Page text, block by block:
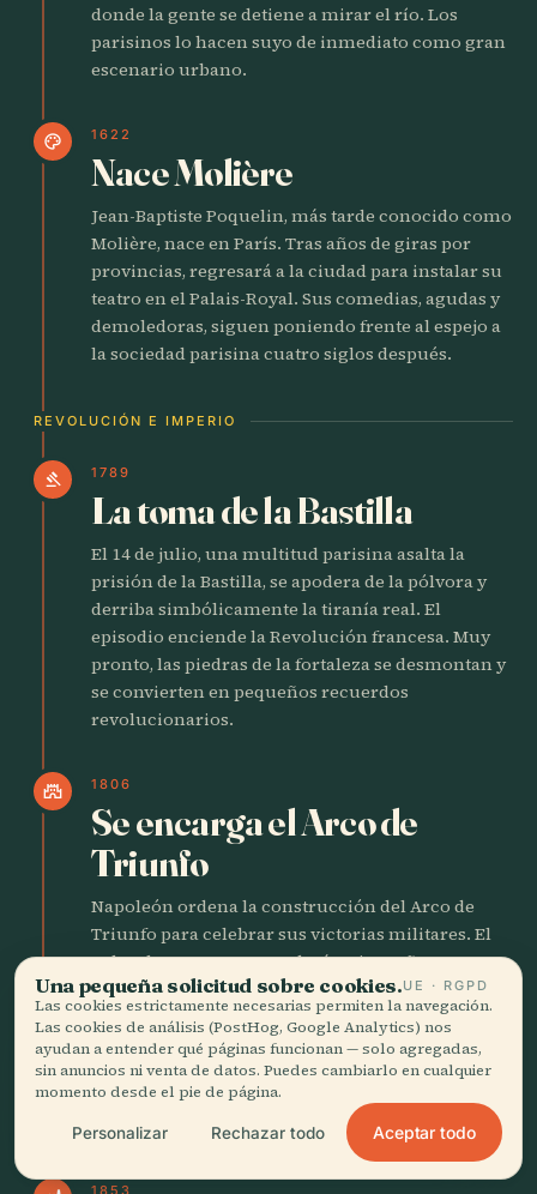
donde la gente se detiene a mirar el río. Los
parisinos lo hacen suyo de inmediato como gran
escenario urbano.
palette 1622
Nace Molière
Jean-Baptiste Poquelin, más tarde conocido como
Molière, nace en París. Tras años de giras por
provincias, regresará a la ciudad para instalar su
teatro en el Palais-Royal. Sus comedias, agudas y
demoledoras, siguen poniendo frente al espejo a
la sociedad parisina cuatro siglos después.
REVOLUCIÓN E IMPERIO
gavel 1789
La toma de la Bastilla
El 14 de julio, una multitud parisina asalta la
prisión de la Bastilla, se apodera de la pólvora y
derriba simbólicamente la tiranía real. El
episodio enciende la Revolución francesa. Muy
pronto, las piedras de la fortaleza se desmontan y
se convierten en pequeños recuerdos
revolucionarios.
castle 1806
Se encarga el Arco de
Triunfo
Napoleón ordena la construcción del Arco de
Triunfo para celebrar sus victorias militares. El
colosal monumento tardará treinta años en
completarse. Incluso después de la caída del
emperador, seguirá siendo el centro simbólico
del gran eje parisino, con la tumba del soldado
desconocido bajo su llama eterna.
HAUSSMANN Y LA PARÍS MODERNA
1853
Una pequeña solicitud sobre cookies.UE · RGPD
Las cookies estrictamente necesarias permiten la navegación.
Las cookies de análisis (PostHog, Google Analytics) nos
ayudan a entender qué páginas funcionan — solo agregadas,
sin anuncios ni venta de datos. Puedes cambiarlo en cualquier
momento desde el pie de página.
Personalizar Rechazar todo Aceptar todo